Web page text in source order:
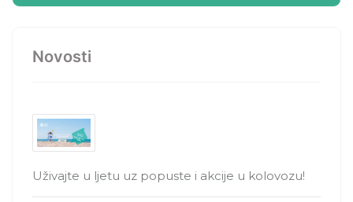
Novosti
Uživajte u ljetu uz popuste i akcije u kolovozu!